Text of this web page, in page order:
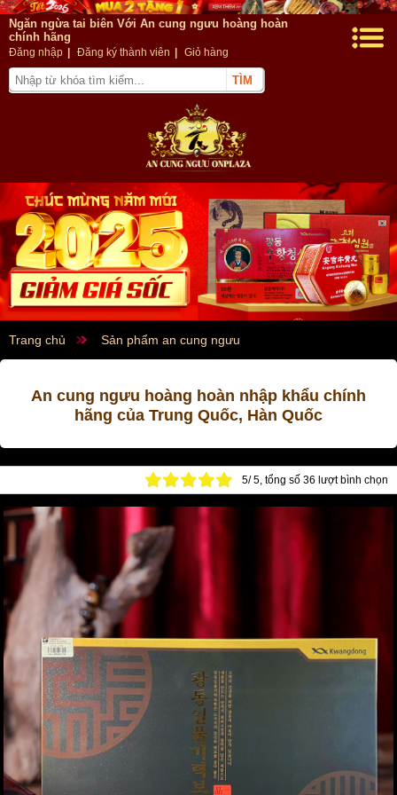
Ngăn ngừa tai biên Với An cung ngưu hoàng hoàn
chính hãng
Đăng nhập Đăng ký thành viên Giỏ hàng
Trang chủ Sản phẩm an cung ngưu
An cung ngưu hoàng hoàn nhập khẩu chính
hãng của Trung Quốc, Hàn Quốc
An cung ngưu hoàng hoàn có xuất xứ Trung Quốc, Hàn Quốc là
bài thuốc Đông y có từ cách đây hàng trăm năm, được dùng chủ
yếu để hỗ trợ cho các chứng bệnh tai biến mạch máu não, cao
huyết áp, viêm màng não, liệt chân tay, tâm thần và chứng liệt ở
mặt... Thành phần chính của an cung ngưu hoàng hoàn là ngưu
hoàng, trân châu, xạ hương, sừng tê giác cùng hơn 20 vị dược
liệu quý khác...
1. An cung ngưu hoàng hoàn Trung Quốc
Dòng sản phẩm an cung ngưu hoàng hoàn Trung Quốc được tín
nhiệm nhất trên thị trường hiện nay là các sản phẩm của tập
đoàn Đồng Nhân Đường.
Đồng Nhân Đường được thành lập từ năm 1669, chuyên cung
cấp thảo dược cho hoàng cung, từng chăm sóc 8 đời vua nhà
Thanh kéo dài trong 188 năm. Năm 1989 thương hiệu Đồng
Nhân Đường đã được chính nhà nước Trung Hoa bảo hộ về chất
lượng.
5/5, tổng số 36 lượt bình chọn